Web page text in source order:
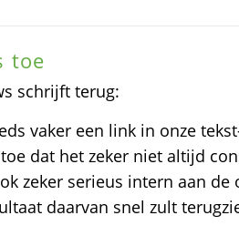
toe
schrijft terug:
vaker een link in onze
dat het zeker niet altijd
zeker serieus intern aan de
daarvan snel zult